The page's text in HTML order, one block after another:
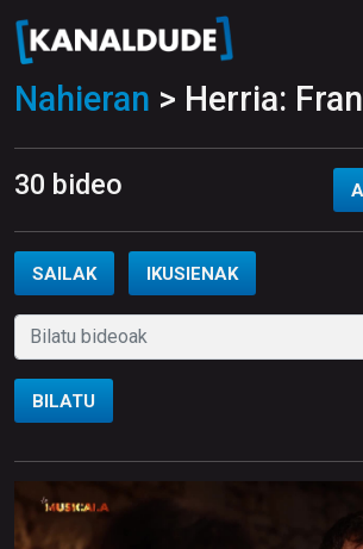
Nahieran > Herria:
30 bideo
SAILAK IKUSIENAK
BILATU